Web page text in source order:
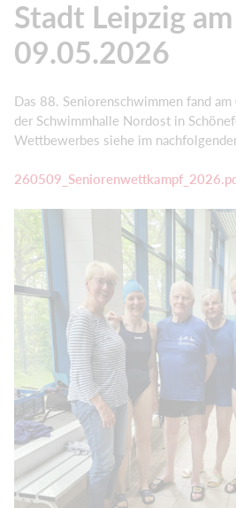
Stadt Leipzig
09.05.2026
Das 88. Seniorenschwimmen fand
der Schwimmhalle Nordost in
Wettbewerbes siehe im